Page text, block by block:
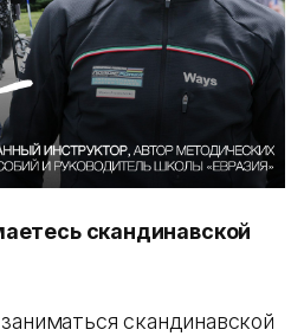
скандинавской
скандинавской